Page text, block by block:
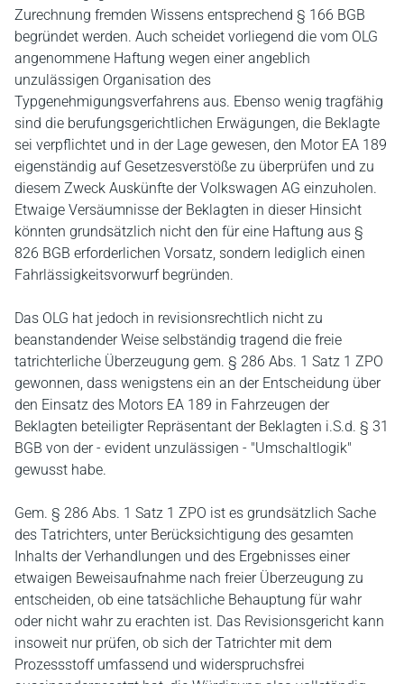
Zurechnung fremden Wissens entsprechend § 166 BGB
begründet werden. Auch scheidet vorliegend die vom OLG
angenommene Haftung wegen einer angeblich
unzulässigen Organisation des
Typgenehmigungsverfahrens aus. Ebenso wenig tragfähig
sind die berufungsgerichtlichen Erwägungen, die Beklagte
sei verpflichtet und in der Lage gewesen, den Motor EA 189
eigenständig auf Gesetzesverstöße zu überprüfen und zu
diesem Zweck Auskünfte der Volkswagen AG einzuholen.
Etwaige Versäumnisse der Beklagten in dieser Hinsicht
könnten grundsätzlich nicht den für eine Haftung aus §
826 BGB erforderlichen Vorsatz, sondern lediglich einen
Fahrlässigkeitsvorwurf begründen.
Das OLG hat jedoch in revisionsrechtlich nicht zu
beanstandender Weise selbständig tragend die freie
tatrichterliche Überzeugung gem. § 286 Abs. 1 Satz 1 ZPO
gewonnen, dass wenigstens ein an der Entscheidung über
den Einsatz des Motors EA 189 in Fahrzeugen der
Beklagten beteiligter Repräsentant der Beklagten i.S.d. § 31
BGB von der - evident unzulässigen - "Umschaltlogik"
gewusst habe.
Gem. § 286 Abs. 1 Satz 1 ZPO ist es grundsätzlich Sache
des Tatrichters, unter Berücksichtigung des gesamten
Inhalts der Verhandlungen und des Ergebnisses einer
etwaigen Beweisaufnahme nach freier Überzeugung zu
entscheiden, ob eine tatsächliche Behauptung für wahr
oder nicht wahr zu erachten ist. Das Revisionsgericht kann
insoweit nur prüfen, ob sich der Tatrichter mit dem
Prozessstoff umfassend und widerspruchsfrei